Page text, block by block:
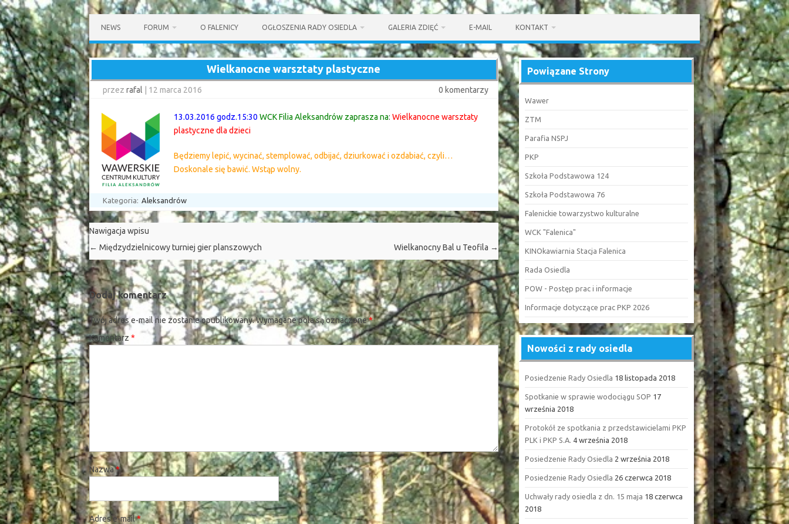
treści
NEWS FORUM O FALENICY OGŁOSZENIA RADY OSIEDLA GALERIA ZDIĘĆ E-MAIL KONTAKT
Wielkanocne warsztaty plastyczne
przez rafal 12 marca 2016 0 komentarzy
13.03.2016 godz.15:30 WCK Filia Aleksandrów zaprasza na: Wielkanocne warsztaty
plastyczne dla dzieci
Będziemy lepić, wycinać, stemplować, odbijać, dziurkować i ozdabiać, czyli…
Doskonale się bawić. Wstąp wolny.
Kategoria: Aleksandrów
Nawigacja wpisu
← Międzydzielnicowy turniej gier planszowych Wielkanocny Bal u Teofila →
Dodaj komentarz
Twój adres e-mail nie zostanie opublikowany.Wymagane pola są oznaczone*
Komentarz *
Nazwa*
Adres e-mail*
Powiązane Strony
Wawer
ZTM
Parafia NSPJ
PKP
Szkoła Podstawowa 124
Szkoła Podstawowa 76
Falenickie towarzystwo kulturalne
WCK "Falenica"
KINOkawiarnia Stacja Falenica
Rada Osiedla
POW - Postęp prac i informacje
Informacje dotyczące prac PKP 2026
Nowości z rady osiedla
Posiedzenie Rady Osiedla 18 listopada 2018
Spotkanie w sprawie wodociągu SOP 17
września 2018
Protokół ze spotkania z przedstawicielami PKP
PLK i PKP S.A. 4 września 2018
Posiedzenie Rady Osiedla 2 września 2018
Posiedzenie Rady Osiedla 26 czerwca 2018
Uchwały rady osiedla z dn. 15 maja 18 czerwca
2018